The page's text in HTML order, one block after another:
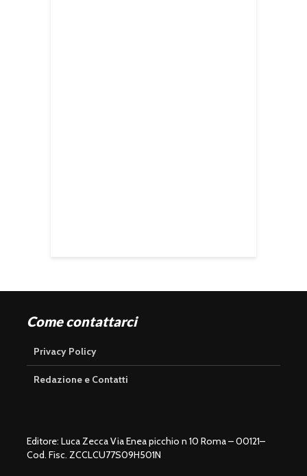
Come contattarci
Privacy Policy
Redazione e Contatti
Editore: Luca Zecca Via Enea picchio n 10 Roma – 00121–
Cod. Fisc. ZCCLCU77S09H501N